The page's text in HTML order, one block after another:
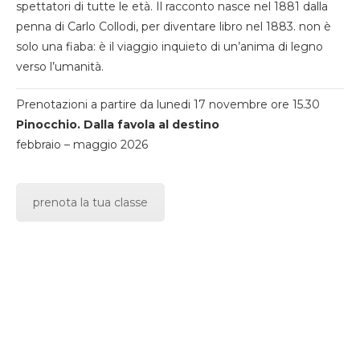
spettatori di tutte le età. Il racconto nasce nel 1881 dalla
penna di Carlo Collodi, per diventare libro nel 1883. non è
solo una fiaba: è il viaggio inquieto di un’anima di legno
verso l’umanità.
Prenotazioni a partire da lunedi 17 novembre ore 15.30
Pinocchio. Dalla favola al destino
febbraio – maggio 2026
prenota la tua classe